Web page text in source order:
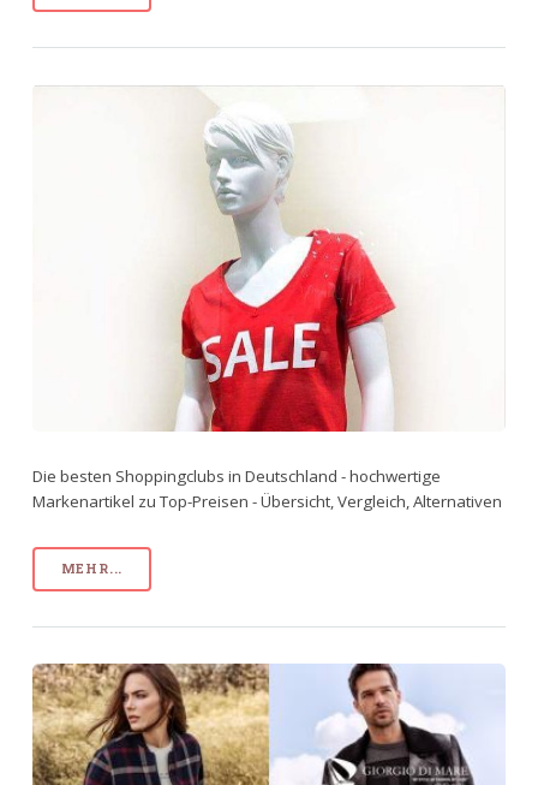
Die besten Shoppingclubs in Deutschland - hochwertige
Markenartikel zu Top-Preisen - Übersicht, Vergleich, Alternativen
MEHR...